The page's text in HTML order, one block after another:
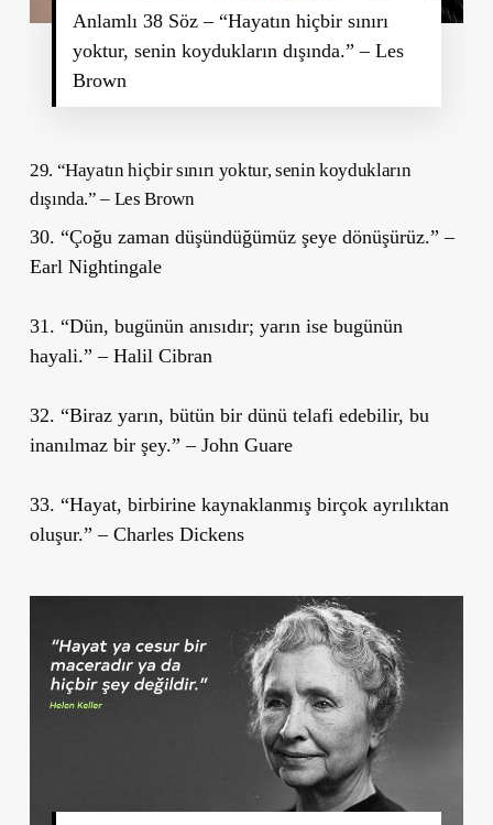
Anlamlı 38 Söz – “Hayatın hiçbir sınırı
yoktur, senin koydukların dışında.” – Les
Brown
29. “Hayatın hiçbir sınırı yoktur, senin koydukların
dışında.” – Les Brown
30. “Çoğu zaman düşündüğümüz şeye dönüşürüz.” –
Earl Nightingale
31. “Dün, bugünün anısıdır; yarın ise bugünün
hayali.” – Halil Cibran
32. “Biraz yarın, bütün bir dünü telafi edebilir, bu
inanılmaz bir şey.” – John Guare
33. “Hayat, birbirine kaynaklanmış birçok ayrılıktan
oluşur.” – Charles Dickens